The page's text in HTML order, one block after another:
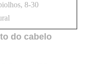
8-30
do cabelo